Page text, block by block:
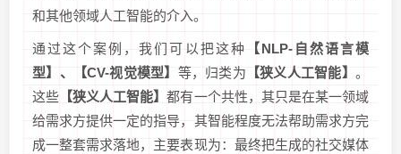
和其他领域人工智能的介入。
通过这个案例，我们可以把这种
【NLP-自然语言模
型】、【CV-视觉模型】 等，归类为 【狭义人工智能】。
这些 【狭义人工智能】都有一个共性，其只是在某一领域
给需求方提供一定的指导，其智能程度无法帮助需求方完
成一整套需求落地，主要表现为：最终把生成的社交媒体